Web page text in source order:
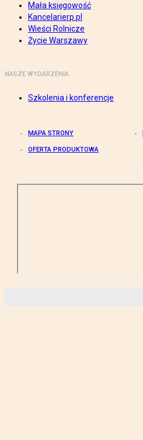
Mała księgowość
Kancelarierp.pl
Wieści Rolnicze
Życie Warszawy
NASZE WYDARZENIA
Szkolenia i konferencje
MAPA STRONY
OFERTA PRODUKTOWA